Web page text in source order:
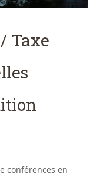
Taxe
conférences en